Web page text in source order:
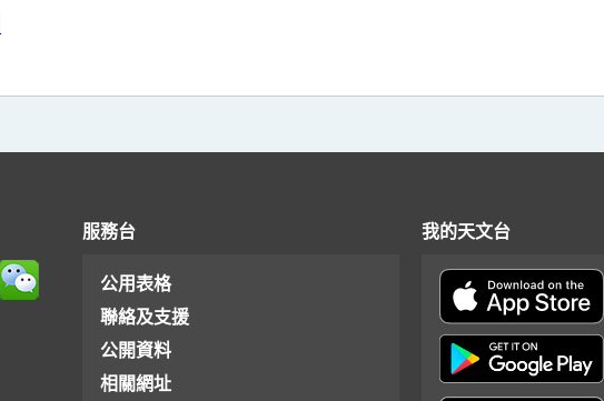
服務台
公用表格
聯絡及支援
公開資料
相關網址
我的天文台